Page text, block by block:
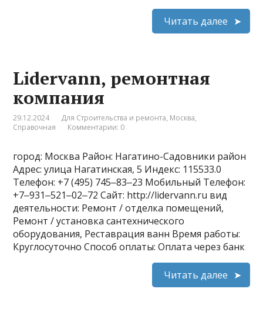
Читать далее
Lidervann, ремонтная
компания
29.12.2024 Для Строительства и ремонта, Москва,
Справочная
Комментарии: 0
город: Москва Район: Нагатино-Садовники район
Адрес: улица Нагатинская, 5 Индекс: 115533.0
Телефон: +7 (495) 745‒83‒23 Мобильный Телефон:
+7‒931‒521‒02‒72 Сайт: http://lidervann.ru вид
деятельности: Ремонт / отделка помещений,
Ремонт / установка сантехнического
оборудования, Реставрация ванн Время работы:
Круглосуточно Способ оплаты: Оплата через банк
Читать далее